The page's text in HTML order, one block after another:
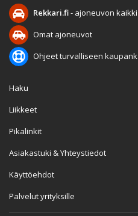
Rekkari.fi- ajoneuvon
Omat ajoneuvot
Ohjeet turvalliseen
Haku
Liikkeet
Pikalinkit
Asiakastuki & Yhteystiedot
Käyttöehdot
Palvelut yrityksille